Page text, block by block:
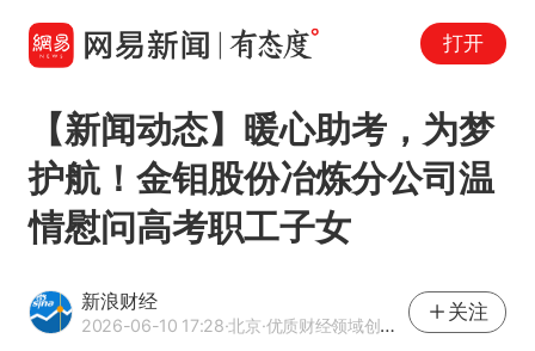
打开
【新闻动态】暖心助考，为梦
护航！金钼股份冶炼分公司温
情慰问高考职工子女
新浪财经
2026-06-10 17:28·北京·优质财经领域创作者
关注